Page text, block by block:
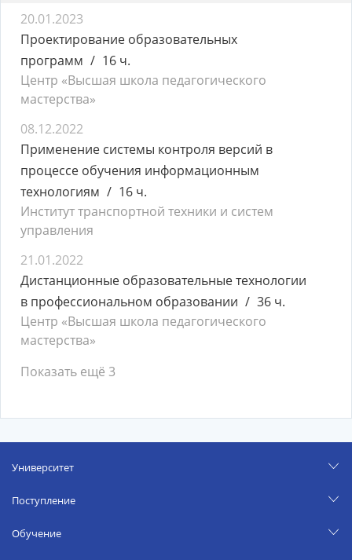
20.01.2023
Проектирование образовательных
программ
16 ч.
Центр «Высшая школа педагогического
мастерства»
08.12.2022
Применение системы контроля версий в
процессе обучения информационным
технологиям
16 ч.
Институт транспортной техники и систем
управления
21.01.2022
Дистанционные образовательные технологии
в профессиональном образовании
36 ч.
Центр «Высшая школа педагогического
мастерства»
Показать ещё 3
Университет
Поступление
Обучение